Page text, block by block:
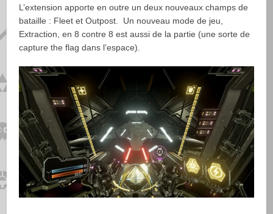
L’extension apporte en outre un deux nouveaux champs de
bataille : Fleet et Outpost. Un nouveau mode de jeu,
Extraction, en 8 contre 8 est aussi de la partie (une sorte de
capture the flag dans l’espace).